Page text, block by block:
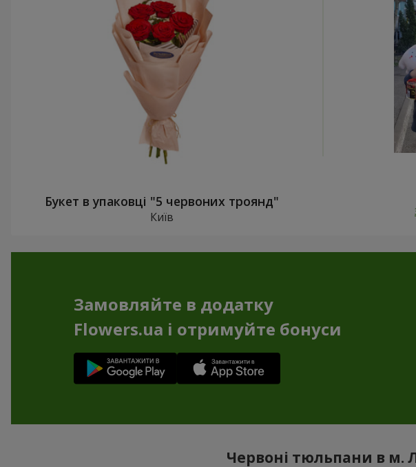
Букет в упаковці "5 червоних троянд"
Київ
Замовляйте в додатку
Flowers.ua і отримуйте бонуси
Червоні тюльпани в м.